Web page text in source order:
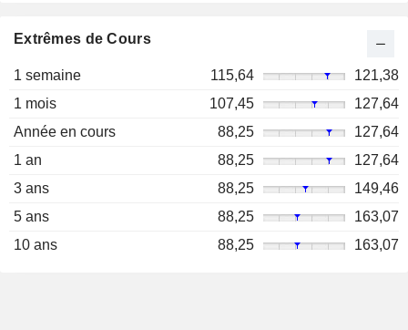
Extrêmes de Cours
1 semaine 115,64
121,38
1 mois
107,45
127,64
Année en cours
88,25
127,64
1 an
88,25
127,64
3 ans
88,25
149,46
5 ans
88,25
163,07
10 ans
88,25 163,07